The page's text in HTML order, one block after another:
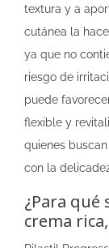
textura y a
cutánea la
ya que no
riesgo de
puede
flexible y
quienes
con la
¿Para qué
crema